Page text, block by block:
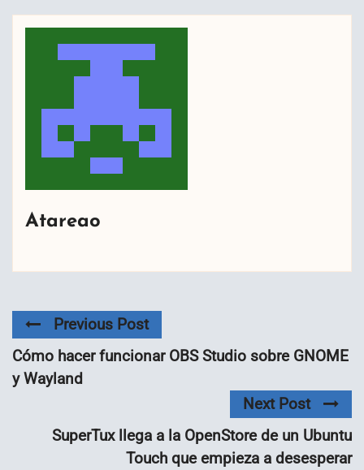
Atareao
Previous Post
Cómo hacer funcionar OBS Studio sobre GNOME
y Wayland
Next Post
SuperTux llega a la OpenStore de un Ubuntu
Touch que empieza a desesperar